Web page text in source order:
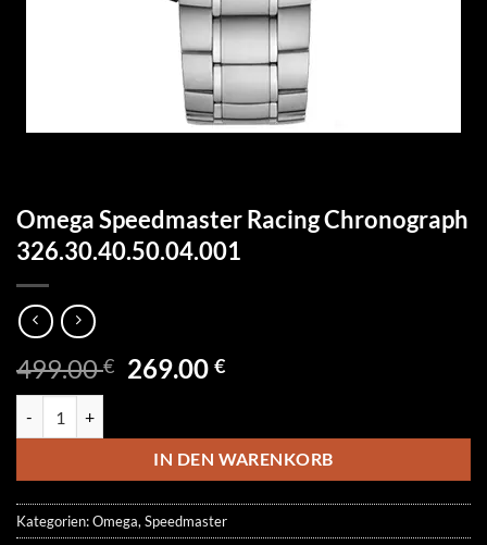
Omega Speedmaster Racing Chronograph
326.30.40.50.04.001
499.00€ Ursprünglicher
499.00 €
269.00€Aktueller
269.00 €.
IN DEN WARENKORB
Kategorien:Omega, Speedmaster